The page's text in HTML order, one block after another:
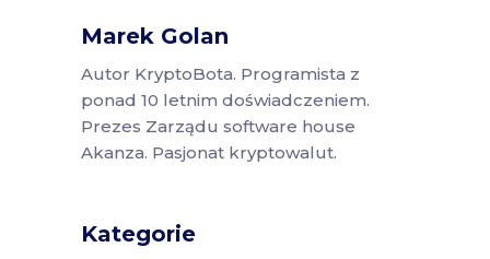
Marek Golan
Autor KryptoBota. Programista z
ponad 10 letnim doświadczeniem.
Prezes Zarządu software house
Akanza. Pasjonat kryptowalut.
Kategorie